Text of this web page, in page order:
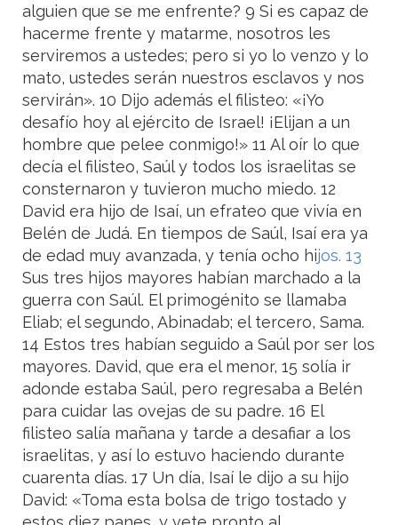
alguien que se me enfrente? 9 Si es capaz de
hacerme frente y matarme, nosotros les
serviremos a ustedes; pero si yo lo venzo y lo
mato, ustedes serán nuestros esclavos y nos
servirán». 10 Dijo además el filisteo: «¡Yo
desafío hoy al ejército de Israel! ¡Elijan a un
hombre que pelee conmigo!» 11 Al oír lo que
decía el filisteo, Saúl y todos los israelitas se
consternaron y tuvieron mucho miedo. 12
David era hijo de Isaí, un efrateo que vivía en
Belén de Judá. En tiempos de Saúl, Isaí era ya
de edad muy avanzada, y tenía ocho hijos. 13
Sus tres hijos mayores habían marchado a la
guerra con Saúl. El primogénito se llamaba
Eliab; el segundo, Abinadab; el tercero, Sama.
14 Estos tres habían seguido a Saúl por ser los
mayores. David, que era el menor, 15 solía ir
adonde estaba Saúl, pero regresaba a Belén
para cuidar las ovejas de su padre. 16 El
filisteo salía mañana y tarde a desafiar a los
israelitas, y así lo estuvo haciendo durante
cuarenta días. 17 Un día, Isaí le dijo a su hijo
David: «Toma esta bolsa de trigo tostado y